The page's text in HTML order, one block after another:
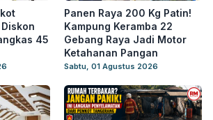
45
Panen Raya 200 Kg Patin!
Kampung Keramba 22
Gebang Raya Jadi Motor
Ketahanan Pangan
Sabtu, 01 Agustus 2026